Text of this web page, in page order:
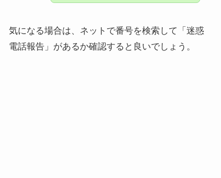
気になる場合は、ネットで番号を検索して「迷惑
電話報告」があるか確認すると良いでしょう。